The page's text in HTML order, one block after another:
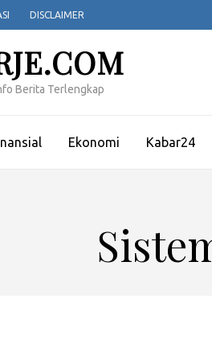
DISCLAIMER
Berita Terlengkap
Ekonomi Kabar24